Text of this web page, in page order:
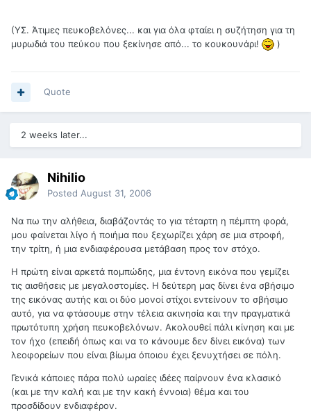
(ΥΣ. Άτιμες πευκοβελόνες... και για όλα φταίει η συζήτηση για τη
μυρωδιά του πεύκου που ξεκίνησε από... το κουκουνάρι!
)
Quote
2 weeks later...
Nihilio
Posted August 31, 2006
Να πω την αλήθεια, διαβάζοντάς το για τέταρτη η πέμπτη φορά,
μου φαίνεται λίγο ή ποιήμα που ξεχωρίζει χάρη σε μια στροφή,
την τρίτη, ή μια ενδιαφέρουσα μετάβαση προς τον στόχο.
Η πρώτη είναι αρκετά πομπώδης, μια έντονη εικόνα που γεμίζει
τις αισθήσεις με μεγαλοστομίες. Η δεύτερη μας δίνει ένα σβήσιμο
της εικόνας αυτής και οι δύο μονοί στίχοι εντείνουν το σβήσιμο
αυτό, για να φτάσουμε στην τέλεια ακινησία και την πραγματικά
πρωτότυπη χρήση πευκοβελόνων. Ακολουθεί πάλι κίνηση και με
τον ήχο (επειδή όπως και να το κάνουμε δεν δίνει εικόνα) των
λεοφορείων που είναι βίωμα όποιου έχει ξενυχτήσει σε πόλη.
Γενικά κάποιες πάρα πολύ ωραίες ιδέες παίρνουν ένα κλασικό
(και με την καλή και με την κακή έννοια) θέμα και του
προσδίδουν ενδιαφέρον.